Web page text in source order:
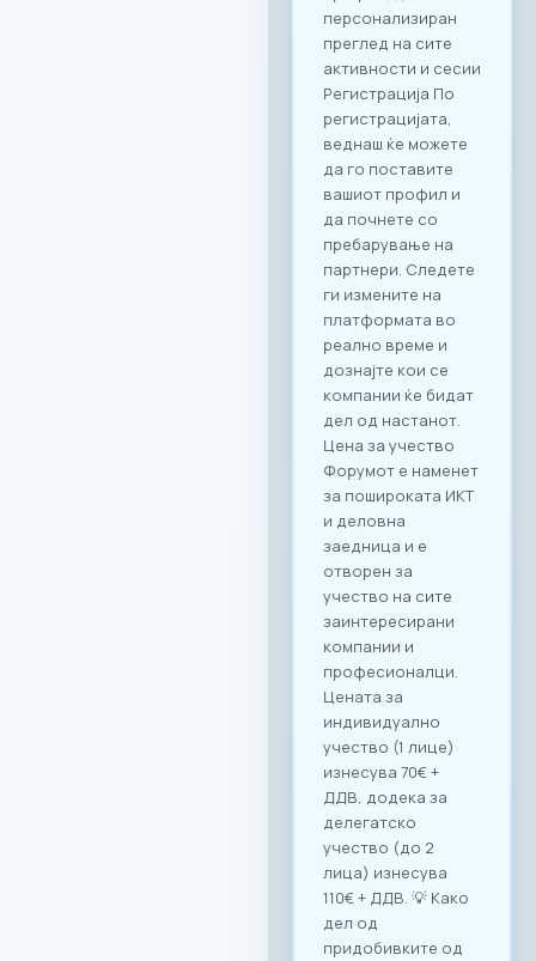
персонализиран
преглед на сите
активности и сесии
Регистрација По
регистрацијата,
веднаш ќе можете
да го поставите
вашиот профил и
да почнете со
пребарување на
партнери. Следете
ги измените на
платформата во
реално време и
дознајте кои се
компании ќе бидат
дел од настанот.
Цена за учество
Форумот е наменет
за пошироката ИКТ
и деловна
заедница и е
отворен за
учество на сите
заинтересирани
компании и
професионалци.
Цената за
индивидуално
учество (1 лице)
изнесува 70€ +
ДДВ, додека за
делегатско
учество (до 2
лица) изнесува
110€ + ДДВ. 💡 Како
придобивките од